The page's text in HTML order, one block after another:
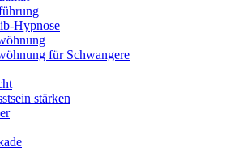
Hypnose
für Schwangere
stärken